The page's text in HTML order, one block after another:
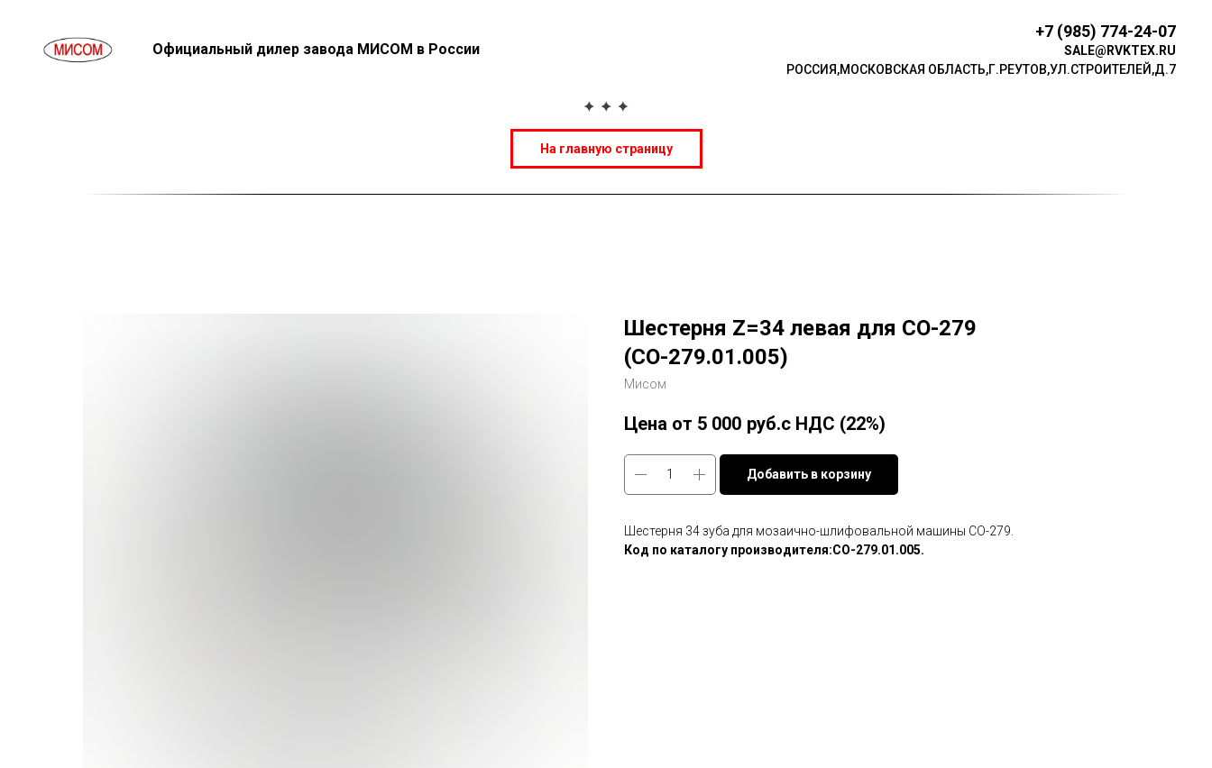
Официальный дилер завода МИСОМ в России
+7 (985) 774-24-07
SALE@RVKTEX.RU
РОССИЯ,МОСКОВСКАЯ ОБЛАСТЬ,Г.РЕУТОВ,УЛ.СТР ОИТЕЛЕЙ,Д.7
На главную страницу
Шестерня Z=34 левая для СО-279
(СО-279.01.005)
Мисом
5 000 руб.с НДС (22%)
Добавить в корзину
Шестерня 34 зуба для мозаично-шлифовальной машины СО-279.
Код по каталогу производителя:СО-279.01.005.